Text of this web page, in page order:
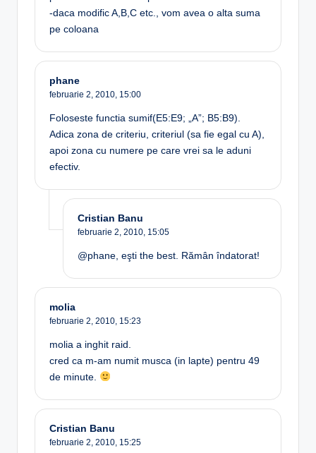
-daca modific A,B,C etc., vom avea o alta suma
pe coloana
phane
februarie 2, 2010, 15:00
Foloseste functia sumif(E5:E9; „A”; B5:B9).
Adica zona de criteriu, criteriul (sa fie egal cu A),
apoi zona cu numere pe care vrei sa le aduni
efectiv.
Cristian Banu
februarie 2, 2010, 15:05
@phane, eşti the best. Rămân îndatorat!
molia
februarie 2, 2010, 15:23
molia a inghit raid.
cred ca m-am numit musca (in lapte) pentru 49
de minute.
Cristian Banu
februarie 2, 2010, 15:25